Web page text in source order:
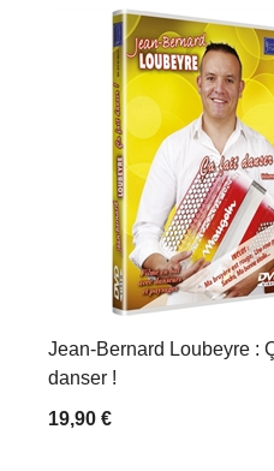
Jean-Bernard Loubeyre :
danser !
19,90 €